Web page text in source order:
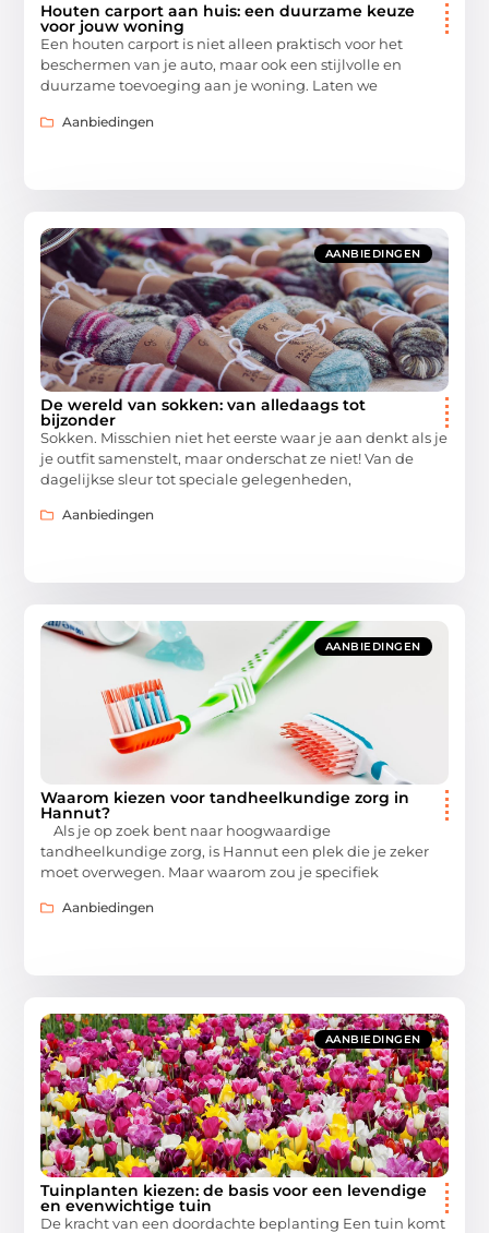
Houten carport aan huis: een duurzame keuze
voor jouw woning
Een houten carport is niet alleen praktisch voor het
beschermen van je auto, maar ook een stijlvolle en
duurzame toevoeging aan je woning. Laten we
Aanbiedingen
AANBIEDINGEN
De wereld van sokken: van alledaags tot
bijzonder
Sokken. Misschien niet het eerste waar je aan denkt als je
je outfit samenstelt, maar onderschat ze niet! Van de
dagelijkse sleur tot speciale gelegenheden,
Aanbiedingen
AANBIEDINGEN
Waarom kiezen voor tandheelkundige zorg in
Hannut?
Als je op zoek bent naar hoogwaardige
tandheelkundige zorg, is Hannut een plek die je zeker
moet overwegen. Maar waarom zou je specifiek
Aanbiedingen
AANBIEDINGEN
Tuinplanten kiezen: de basis voor een levendige
en evenwichtige tuin
De kracht van een doordachte beplanting Een tuin komt